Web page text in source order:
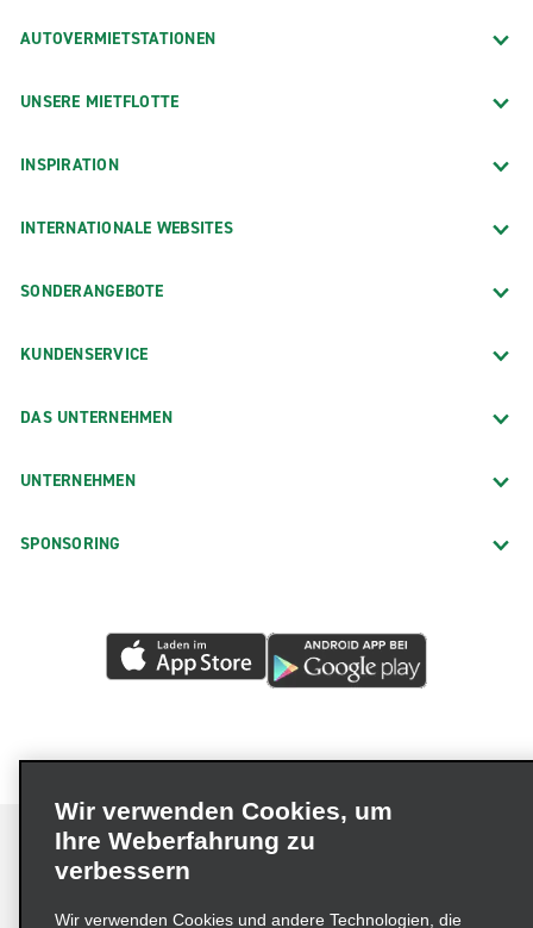
AUTOVERMIETSTATIONEN
UNSERE MIETFLOTTE
INSPIRATION
INTERNATIONALE WEBSITES
SONDERANGEBOTE
KUNDENSERVICE
DAS UNTERNEHMEN
UNTERNEHMEN
SPONSORING
Impressum Nutzungsbedingungen Datenschutzrichtlinie
Wir verwenden Cookies, um
Ihre Weberfahrung zu
verbessern
Wir verwenden Cookies und andere Technologien, die